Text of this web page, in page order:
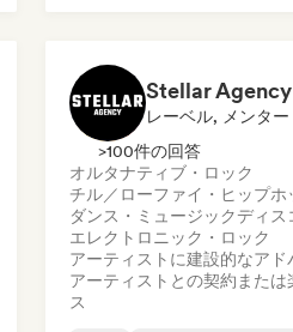
Stellar Agency
レーベル, メンター
>100件の回答
オルタナティブ・ロック
チル／ローファイ・ヒップホ
ダンス・ミュージックディス
エレクトロニック・ロック
アーティストに建設的なアド
アーティストとの契約または
ス